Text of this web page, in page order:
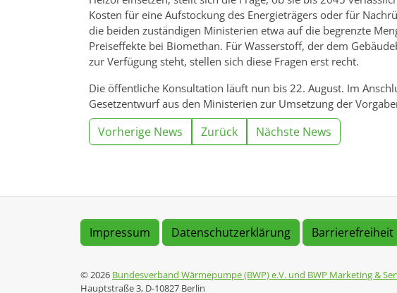
Kosten für eine Aufstockung des Energieträgers oder für
die beiden zuständigen Ministerien etwa auf die begrenzte
Preiseffekte bei Biomethan. Für Wasserstoff, der dem
zur Verfügung steht, stellen sich diese Fragen erst recht.
Die öffentliche Konsultation läuft nun bis 22. August. Im
Gesetzentwurf aus den Ministerien zur Umsetzung der
Vorherige News Zurück Nächste News
Impressum Datenschutzerklärung Barrierefreiheit
© 2026 Bundesverband Wärmepumpe (BWP) e.V. und BWP Marketing &
Hauptstraße 3, D-10827 Berlin